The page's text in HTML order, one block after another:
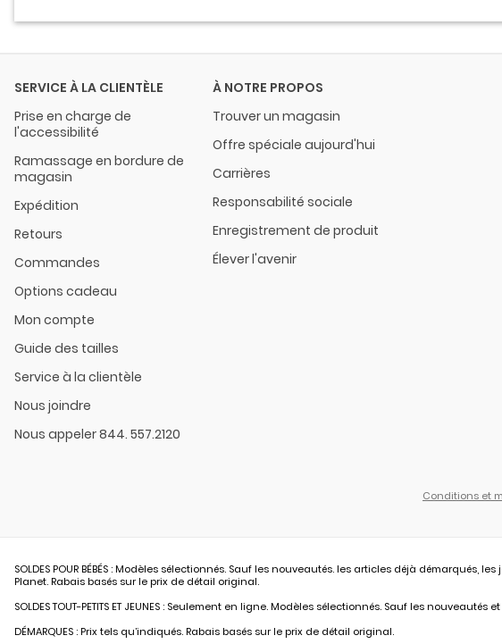
SERVICE À LA CLIENTÈLE
Prise en charge de
l'accessibilité
Ramassage en bordure de
magasin
Expédition
Retours
Commandes
Options cadeau
Mon compte
Guide des tailles
Service à la clientèle
Nous joindre
Nous appeler 844. 557.2120
À NOTRE PROPOS
Trouver un magasin
Offre spéciale aujourd'hui
Carrières
Responsabilité sociale
Enregistrement de produit
Élever l'avenir
Conditions et
SOLDES POUR BÉBÉS : Modèles sélectionnés. Sauf les nouveautés. les articles déjà
Planet. Rabais basés sur le prix de détail original.
SOLDES TOUT-PETITS ET JEUNES : Seulement en ligne. Modèles sélectionnés. Sauf les
DÉMARQUES : Prix tels qu’indiqués. Rabais basés sur le prix de détail original.